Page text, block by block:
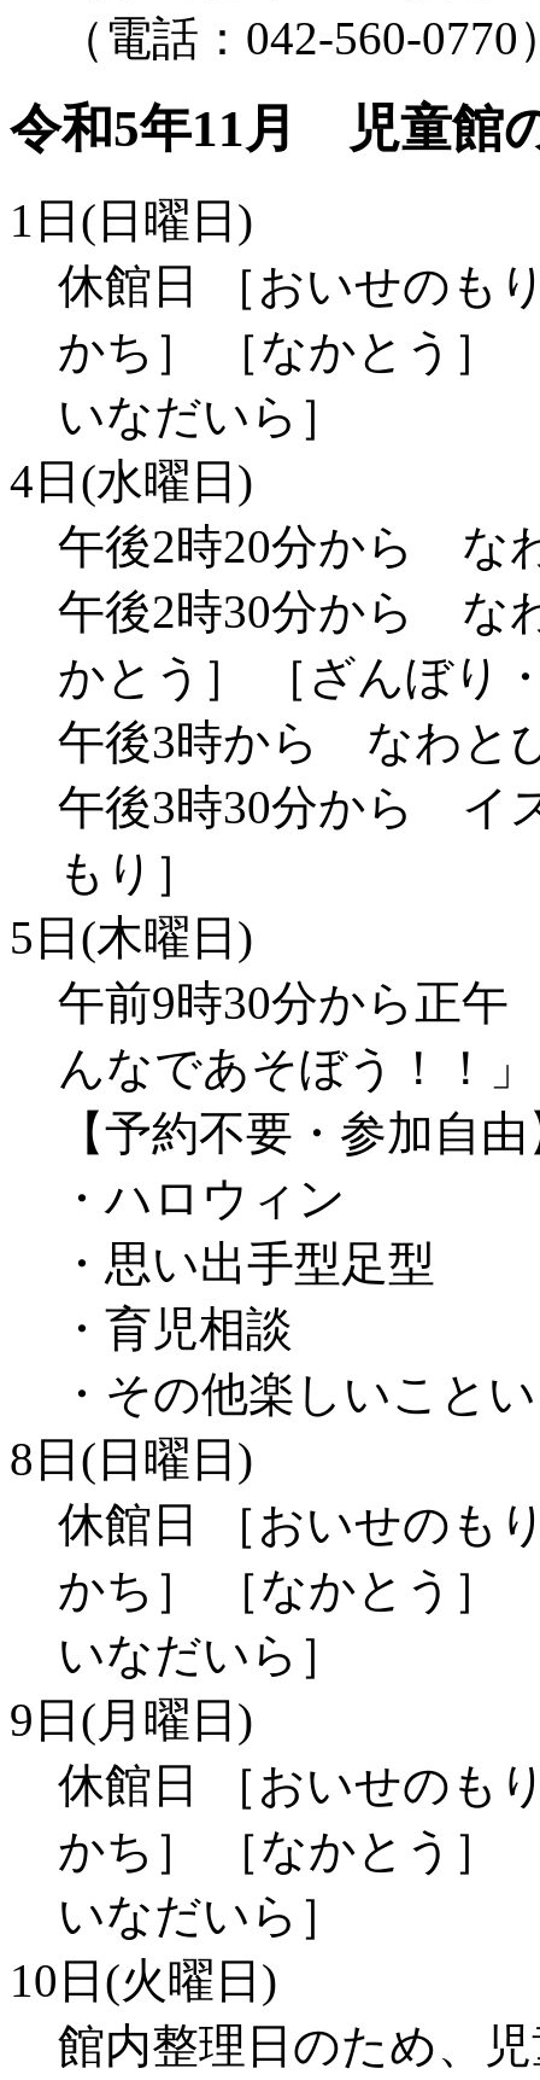
（電話：042-560-0770
令和5年11月 児童館
1日(日曜日)
休館日 ［おいせのも
かち］ ［なかとう］
いなだいら］
4日(水曜日)
午後2時20分から な
午後2時30分から な
かとう］ ［ざんぼり
午後3時から なわと
午後3時30分から イ
もり］
5日(木曜日)
午前9時30分から正
んなであそぼう！！
【予約不要・参加自
・ハロウィン
・思い出手型足型
・育児相談
・その他楽しいこと
8日(日曜日)
休館日 ［おいせのも
かち］ ［なかとう］
いなだいら］
9日(月曜日)
休館日 ［おいせのも
かち］ ［なかとう］
いなだいら］
10日(火曜日)
館内整理日のため、